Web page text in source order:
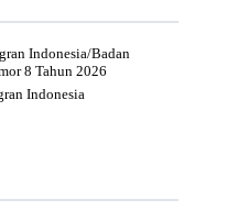
Indonesia/Badan
8 Tahun 2026
Indonesia